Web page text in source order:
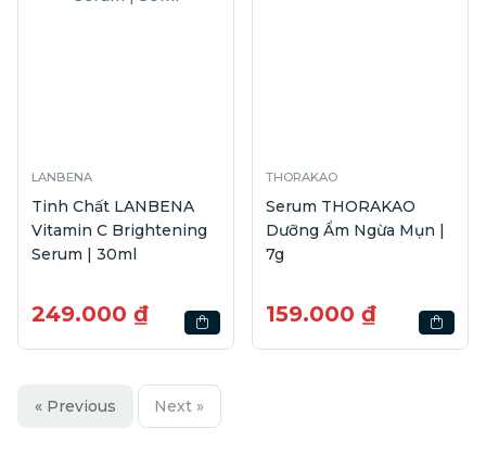
LANBENA
Tinh Chất LANBENA
Vitamin C Brightening
Serum | 30ml
249.000 ₫
THORAKAO
Serum THORAKAO
Dưỡng Ẩm Ngừa Mụn |
7g
159.000 ₫
« Previous Next »